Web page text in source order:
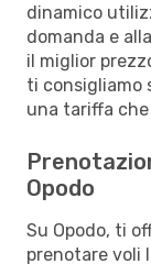
dinamico
domanda e
il miglior
ti consigliamo
una tariffa
Opodo
Su Opodo, ti
prenotare voli